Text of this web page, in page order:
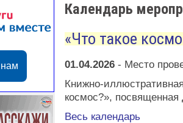
Напишите нам
Календарь
«Что такое
01.04.2026 - Место
Книжно-
космос?»,
Весь календарь